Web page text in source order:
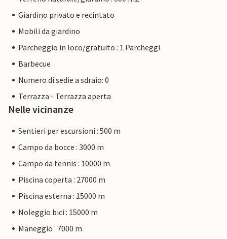
Giardino privato e recintato
Mobili da giardino
Parcheggio in loco/gratuito : 1 Parcheggi
Barbecue
Numero di sedie a sdraio: 0
Terrazza - Terrazza aperta
Nelle vicinanze
Sentieri per escursioni : 500 m
Campo da bocce : 3000 m
Campo da tennis : 10000 m
Piscina coperta : 27000 m
Piscina esterna : 15000 m
Noleggio bici : 15000 m
Maneggio : 7000 m